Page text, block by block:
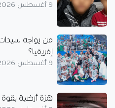
9 أغسطس 2026
من يواجه
إفريقيا؟
9 أغسطس 2026
هزة أرضية بقوة 3.2 درجات تضرب ولاية المدية